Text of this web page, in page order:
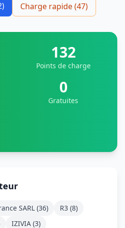
Charge rapide (47)
132
Points de charge
0
Gratuites
SARL (36) R3 (8)
IZIVIA (3)